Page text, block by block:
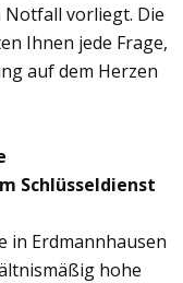
vorliegt. Die
Ihnen jede Frage,
auf dem Herzen
Schlüsseldienst
in Erdmannhausen
hohe